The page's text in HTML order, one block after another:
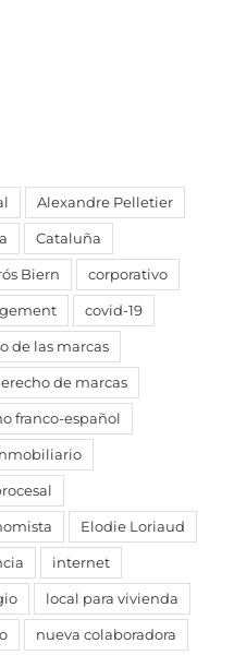
Alexandre Pelletier
Cataluña
Biern corporativo
covid-19
de las marcas
de marcas
franco-español
Elodie Loriaud
internet
local para vivienda
nueva colaboradora